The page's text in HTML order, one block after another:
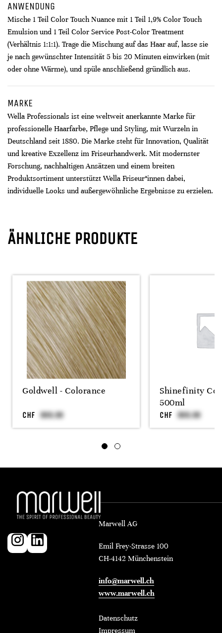
ANWENDUNG
Mische 1 Teil Color Touch Nuance mit 1 Teil 1,9% Color Touch
Emulsion und 1 Teil Color Service Post-Color Treatment
(Verhältnis 1:1:1). Trage die Mischung auf das Haar auf, lasse sie
je nach gewünschter Intensität 5 bis 20 Minuten einwirken (mit
oder ohne Wärme), und spüle anschließend gründlich aus.
MARKE
Wella Professionals ist eine weltweit anerkannte Marke für
professionelle Haarfarbe, Pflege und Styling, mit Wurzeln in
Deutschland seit 1880. Die Marke steht für Innovation, Qualität
und kreative Exzellenz im Friseurhandwerk. Mit modernster
Forschung, nachhaltigen Ansätzen und einem breiten
Produktsortiment unterstützt Wella Friseur*innen dabei,
individuelle Looks und außergewöhnliche Ergebnisse zu erzielen.
ÄHNLICHE PRODUKTE
Goldwell - Colorance
CHF
Shinefinity
500ml
CHF
Marwell AG
Emil Frey-Strasse 100
CH-4142 Münchenstein
info@marwell.ch
www.marwell.ch
Datenschutz
Impressum